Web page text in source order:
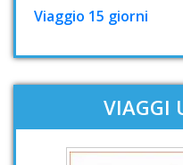
Viaggio 15 giorni
VIAGGI